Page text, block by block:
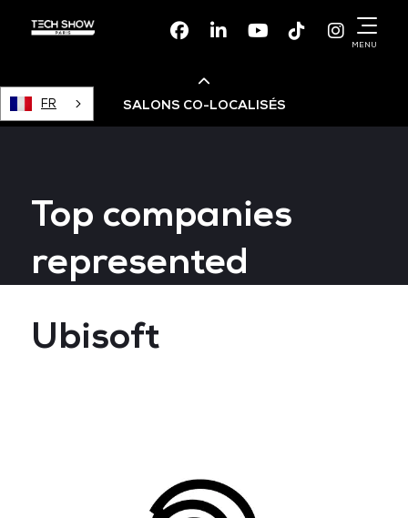
FacebookLinkedinYoutubeTikTok
MENU
FR SALONS CO-LOCALISÉS
Devops Live
Cloud & Cyber Security
Data & AI Leaders Summit
Top companies
represented
Ubisoft